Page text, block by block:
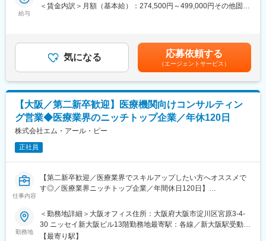
・病院の経営分析・改善に向けたコンサルティング業務
〈営業スタイル〉
・分析には自社独自のベンチマークシステムを使用可能。
■商材の魅力
「ベンチマークシステム」は独自性が高く、競合もほぼいないた
め、新規営業は問い合わせベースの反響営業も多くなります。ベ
ンチマークシステムのみ導入している病院に対し、コンサルンテ
ィングメニューの新規提案を行うこともあります。
※ベンチマークシステムとは
当社の事業の根幹を担う、医療機関様向けのシステムです。使用
している医療材料等のコストが適正価格かどうかを可視化し、病
院のコスト改善と経営体質改善に寄与する独自のシステムです。
■入社後の流れ
入社後は先輩社員に付いて営業同行をしていただきます。同行の
給与
＜賃金内訳＞月額（基本給）：274,500円～499,000円その他固定
＞有＜残業手当＞有＜給与補足＞※給与詳細は、経験・能力を考慮
した上で社内規定に基づき決定■昇給：年1回■賞与：夏季賞与・
冬季賞与あり賃金はあくまでも目安の金額であり、選考を通じて
上下する可能性があります。月給(月額)は固定手当を含めた表記で
す。
気になる 応募依頼する
（エージェントサービス）
【大阪／第二新卒歓迎】医療機関向けコンサルティン
グ営業◆医療業界のニッチトップ企業／年休120日
株式会社エム・アール・ピー
正社員
仕事内容
【第二新卒歓迎／医療業界でスキルアップしたい方へオススメで
す◎／医療業界ニッチトップ企業／年間休日120日】
■業務概要
同社のサービス「ベンチマークシステム」を中心とした医療機関
向けのコンサルティング営業職をお任せします。
勤務地
＜勤務地詳細＞大阪オフィス住所：大阪府大阪市淀川区宮原3-4-
30 ニッセイ新大阪ビル13階勤務地最寄駅：各線／新大阪駅受動喫
煙対策：敷地内全面禁煙
【最寄り駅】